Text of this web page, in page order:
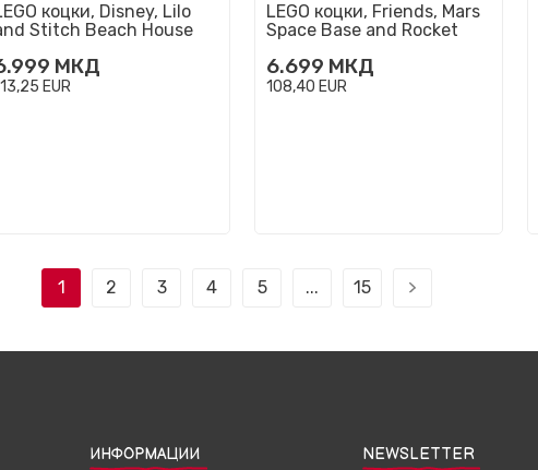
коцки, Disney, Lilo
Stitch Beach House
МКД
EUR
LEGO коцки, Friends, Mars
Space Base and Rocket
6.699 МКД
108,40 EUR
1 2 3 4 5 ... 15
ИНФОРМАЦИИ NEWSLETTER